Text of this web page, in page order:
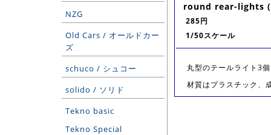
NZG
Old Cars / オールドカー
ズ
schuco / シュコー
solido / ソリド
Tekno basic
Tekno Special
round rear-lights
285円
1/50スケール
丸型のテールライト3
材質はプラスチック、